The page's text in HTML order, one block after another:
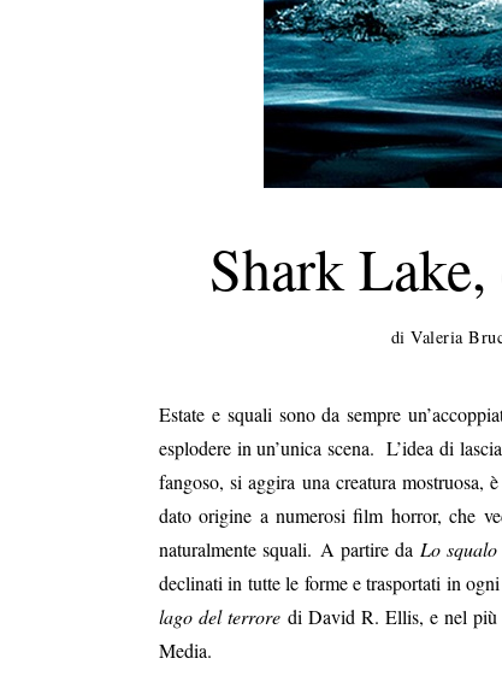
Shark
diValeria
Estate e squali sono da sempre
esplodere in un’unica scena. L’idea di
fangoso, si aggira una creatura mostruosa,
dato origine a numerosi film horror, che
naturalmente squali. A partire da Lo squalo
declinati in tutte le forme e trasportati in
lago del terrore di David R. Ellis, e nel più
Media.